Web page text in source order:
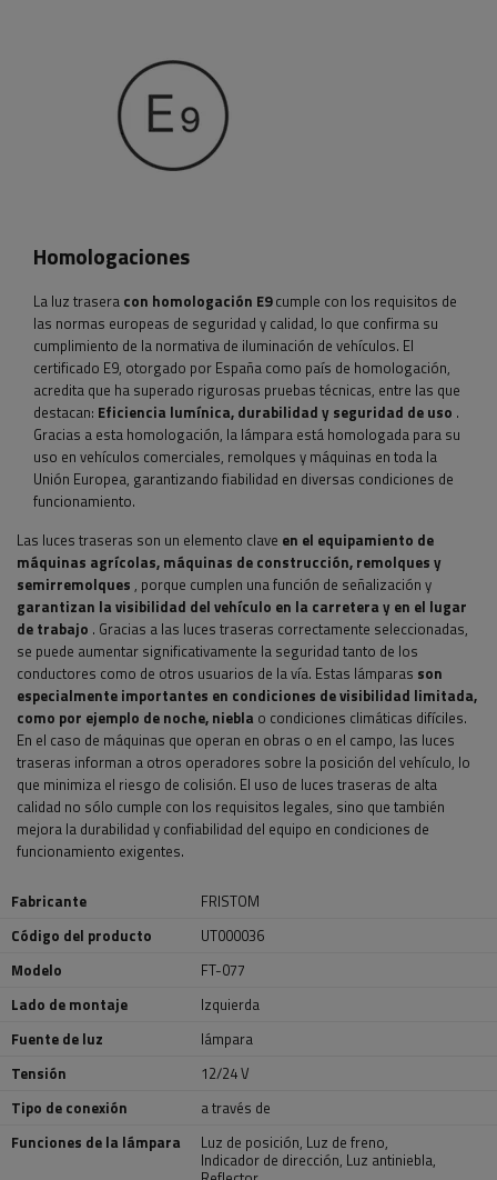
Homologaciones
La luz trasera con homologación E9cumple con los requisitos de
las normas europeas de seguridad y calidad, lo que confirma su
cumplimiento de la normativa de iluminación de vehículos. El
certificado E9, otorgado por España como país de homologación,
acredita que ha superado rigurosas pruebas técnicas, entre las que
destacan: Eficiencia lumínica, durabilidad y seguridad de uso .
Gracias a esta homologación, la lámpara está homologada para su
uso en vehículos comerciales, remolques y máquinas en toda la
Unión Europea, garantizando fiabilidad en diversas condiciones de
funcionamiento.
Las luces traseras son un elemento clave en el equipamiento de
máquinas agrícolas, máquinas de construcción, remolques y
semirremolques , porque cumplen una función de señalización y
garantizan la visibilidad del vehículo en la carretera y en el lugar
de trabajo . Gracias a las luces traseras correctamente seleccionadas,
se puede aumentar significativamente la seguridad tanto de los
conductores como de otros usuarios de la vía. Estas lámparas son
especialmente importantes en condiciones de visibilidad limitada,
como por ejemplo de noche, niebla o condiciones climáticas difíciles.
En el caso de máquinas que operan en obras o en el campo, las luces
traseras informan a otros operadores sobre la posición del vehículo, lo
que minimiza el riesgo de colisión. El uso de luces traseras de alta
calidad no sólo cumple con los requisitos legales, sino que también
mejora la durabilidad y confiabilidad del equipo en condiciones de
funcionamiento exigentes.
Fabricante
FRISTOM
Código del producto
UT000036
Modelo
FT-077
Lado de montaje
Izquierda
Fuente de luz
lámpara
Tensión
12/24 V
Tipo de conexión
a través de
Funciones de la lámpara
Luz de posición, Luz de freno,
Indicador de dirección, Luz antiniebla,